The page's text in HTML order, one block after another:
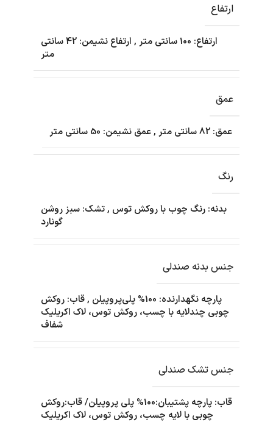
ارتفاع
ارتفاع: 100 سانتی متر ,
ارتفاع نشیمن: 42 سانتی
متر
عمق
عمق: 82 سانتی متر ,عمق نشیمن: 50 سانتی متر
رنگ
بدنه: رنگ چوب با روکش توس ,تشک: سبز روشن
گونارد
جنس بدنه صندلی
پارچه نگهدارنده: 100% پلی‌پروپیلن ,قاب: روکش
چوبی چندلایه با چسب، روکش توس، لاک اکریلیک
شفاف
جنس تشک صندلی
قاب: پارچه پشتیبان:100% پلی پروپیلن/ قاب:روکش
چوبی با لایه چسب، روکش توس، لاک اکریلیک